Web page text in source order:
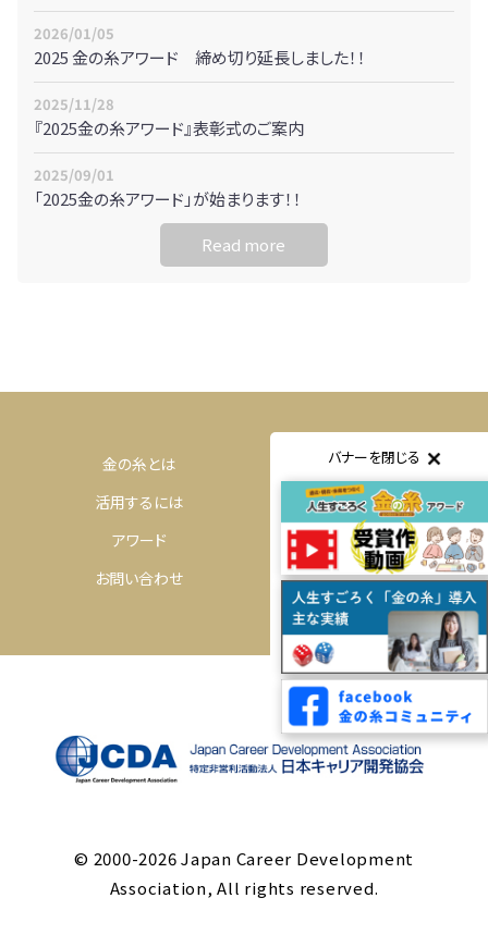
2026/01/05
2025 金の糸アワード 締め切り延長しました！！
2025/11/28
『2025金の糸アワード』表彰式のご案内
2025/09/01
「2025金の糸アワード」が始まります！！
Read more
金の糸とは
体験するには
活用するには
購入するには
アワード
コミュニティ
お問い合わせ
© 2000-2026 Japan Career Development
Association, All rights reserved.
バナーを閉じる